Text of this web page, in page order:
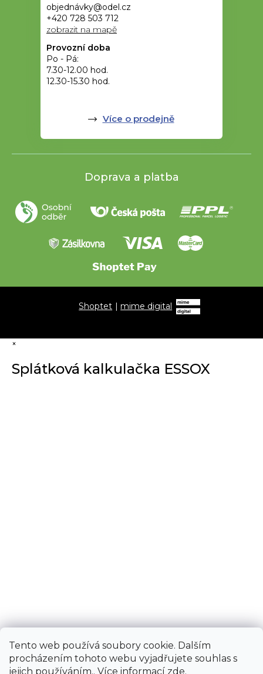
Tento web používá soubory cookie. Dalším
procházením tohoto webu vyjadřujete souhlas s
jejich používáním.. Více informací zde.
objednávky@odel.cz
+420 728 503 712
zobrazit na mapě
Provozní doba
Po - Pá:
7.30-12.00 hod.
12.30-15.30 hod.
Více o prodejně
Doprava a platba
Shoptet |mime digital
×
Splátková kalkulačka ESSOX